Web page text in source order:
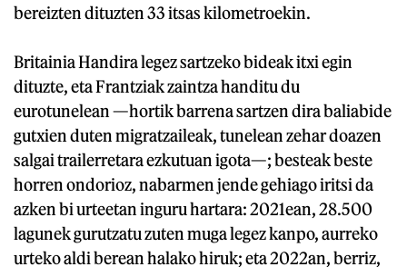
bereizten dituzten 33 itsas kilometroekin.
Britainia Handira legez sartzeko bideak itxi egin
dituzte, eta Frantziak zaintza handitu du
eurotunelean —hortik barrena sartzen dira baliabide
gutxien duten migratzaileak, tunelean zehar doazen
salgai trailerretara ezkutuan igota—; besteak beste
horren ondorioz, nabarmen jende gehiago iritsi da
azken bi urteetan inguru hartara: 2021ean, 28.500
lagunek gurutzatu zuten muga legez kanpo, aurreko
urteko aldi berean halako hiruk; eta 2022an, berriz,